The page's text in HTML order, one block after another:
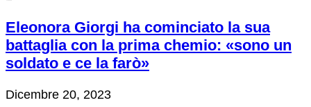
Eleonora Giorgi ha cominciato la sua
battaglia con la prima chemio: «sono un
soldato e ce la farò»
Dicembre 20, 2023